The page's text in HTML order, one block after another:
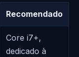
Recomendado
Core i7+,
dedicado à